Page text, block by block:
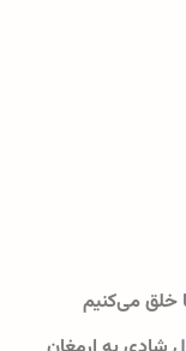
خلق می‌کنیم